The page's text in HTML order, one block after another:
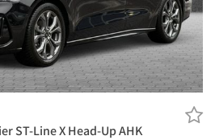
ST-Line X Head-Up AHK